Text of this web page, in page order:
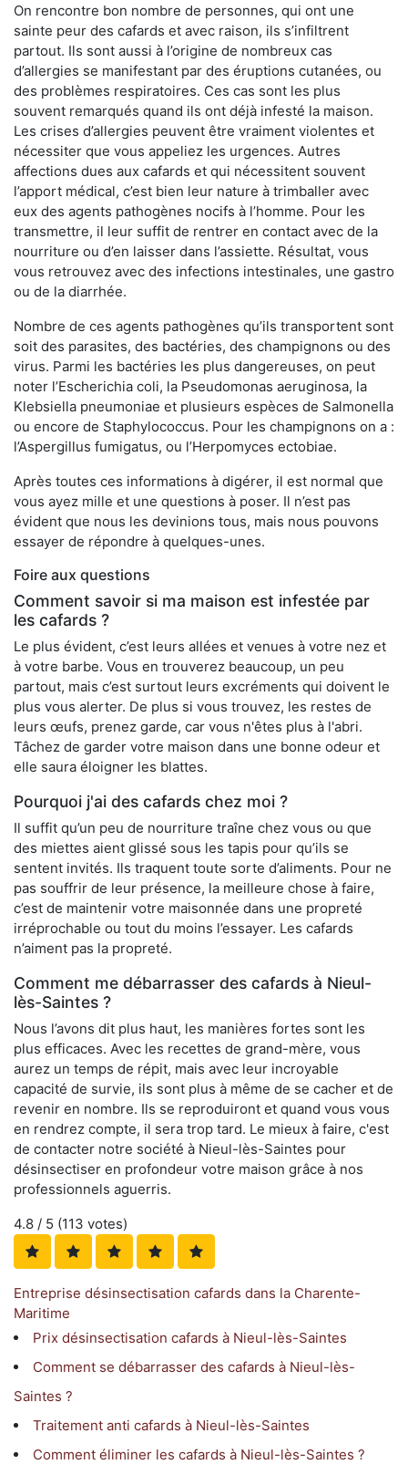
On rencontre bon nombre de personnes, qui ont une
sainte peur des cafards et avec raison, ils s’infiltrent
partout. Ils sont aussi à l’origine de nombreux cas
d’allergies se manifestant par des éruptions cutanées, ou
des problèmes respiratoires. Ces cas sont les plus
souvent remarqués quand ils ont déjà infesté la maison.
Les crises d’allergies peuvent être vraiment violentes et
nécessiter que vous appeliez les urgences. Autres
affections dues aux cafards et qui nécessitent souvent
l’apport médical, c’est bien leur nature à trimballer avec
eux des agents pathogènes nocifs à l’homme. Pour les
transmettre, il leur suffit de rentrer en contact avec de la
nourriture ou d’en laisser dans l’assiette. Résultat, vous
vous retrouvez avec des infections intestinales, une gastro
ou de la diarrhée.
Nombre de ces agents pathogènes qu’ils transportent sont
soit des parasites, des bactéries, des champignons ou des
virus. Parmi les bactéries les plus dangereuses, on peut
noter l’Escherichia coli, la Pseudomonas aeruginosa, la
Klebsiella pneumoniae et plusieurs espèces de Salmonella
ou encore de Staphylococcus. Pour les champignons on a :
l’Aspergillus fumigatus, ou l’Herpomyces ectobiae.
Après toutes ces informations à digérer, il est normal que
vous ayez mille et une questions à poser. Il n’est pas
évident que nous les devinions tous, mais nous pouvons
essayer de répondre à quelques-unes.
Foire aux questions
Comment savoir si ma maison est infestée par
les cafards ?
Le plus évident, c’est leurs allées et venues à votre nez et
à votre barbe. Vous en trouverez beaucoup, un peu
partout, mais c’est surtout leurs excréments qui doivent le
plus vous alerter. De plus si vous trouvez, les restes de
leurs œufs, prenez garde, car vous n'êtes plus à l'abri.
Tâchez de garder votre maison dans une bonne odeur et
elle saura éloigner les blattes.
Pourquoi j'ai des cafards chez moi ?
Il suffit qu’un peu de nourriture traîne chez vous ou que
des miettes aient glissé sous les tapis pour qu’ils se
sentent invités. Ils traquent toute sorte d’aliments. Pour ne
pas souffrir de leur présence, la meilleure chose à faire,
c’est de maintenir votre maisonnée dans une propreté
irréprochable ou tout du moins l’essayer. Les cafards
n’aiment pas la propreté.
Comment me débarrasser des cafards à Nieul-
lès-Saintes ?
Nous l’avons dit plus haut, les manières fortes sont les
plus efficaces. Avec les recettes de grand-mère, vous
aurez un temps de répit, mais avec leur incroyable
capacité de survie, ils sont plus à même de se cacher et de
revenir en nombre. Ils se reproduiront et quand vous vous
en rendrez compte, il sera trop tard. Le mieux à faire, c'est
de contacter notre société à Nieul-lès-Saintes pour
désinsectiser en profondeur votre maison grâce à nos
professionnels aguerris.
4.8 / 5 (113 votes)
Entreprise désinsectisation cafards dans la Charente-
Maritime
Prix désinsectisation cafards à Nieul-lès-Saintes
Comment se débarrasser des cafards à Nieul-lès-
Saintes ?
Traitement anti cafards à Nieul-lès-Saintes
Comment éliminer les cafards à Nieul-lès-Saintes ?